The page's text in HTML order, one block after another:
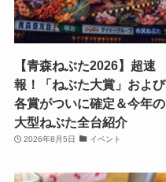
【青森ねぶた2026】超速
報！「ねぶた大賞」および
各賞がついに確定＆今年の
大型ねぶた全台紹介
2026年8月5日 イベント